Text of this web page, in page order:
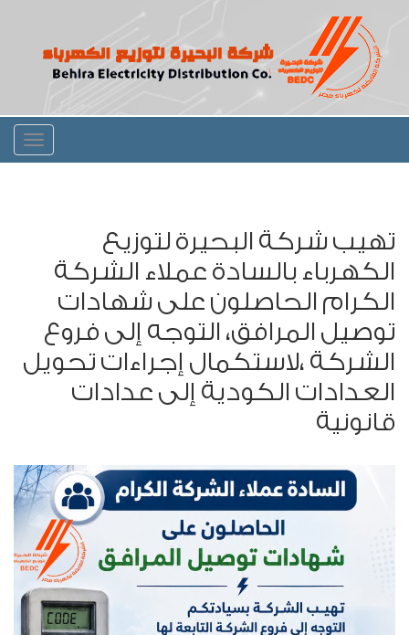
Toggle
تهيب شركة البحيرة لتوزيع
الكهرباء بالسادة عملاء الشركة
الكرام الحاصلون على شهادات
توصيل المرافق، التوجه إلى فروع
الشركة ،لاستكمال إجراءات تحويل
العدادات الكودية إلى عدادات
قانونية